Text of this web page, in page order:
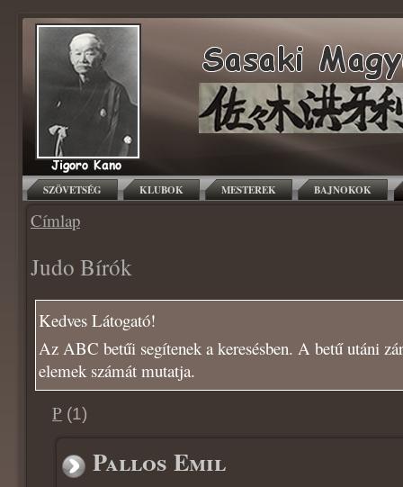
SZÖVETSÉG KLUBOK MESTEREK BAJNOKOK
Címlap
Judo Bírók
Kedves Látogató!
Az ABC betűi segítenek a keresésben. A betű utáni
elemek számát mutatja.
P (1)
Pallos Emil